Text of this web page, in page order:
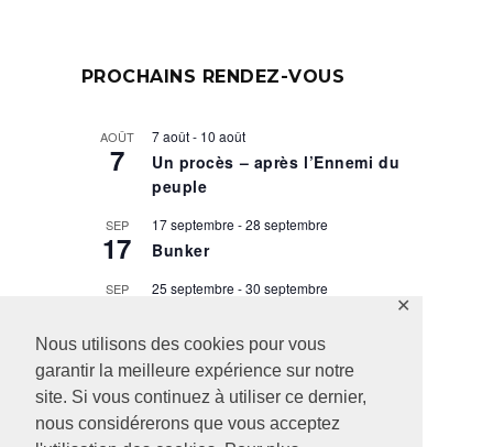
Nous utilisons des cookies pour vous
garantir la meilleure expérience sur notre
site. Si vous continuez à utiliser ce dernier,
nous considérerons que vous acceptez
✕
PROCHAINS RENDEZ-VOUS
AOÛT
7
7 août- 10 août
Un procès – après l’Ennemi du
peuple
SEP
17
17 septembre -28 septembre
Bunker
SEP 25 septembre -30 septembre
SEP
29
29 septembre- 9 octobre
Scènes de la vie conjugale
OCT
1
1 octobre-4 octobre
Hamlet